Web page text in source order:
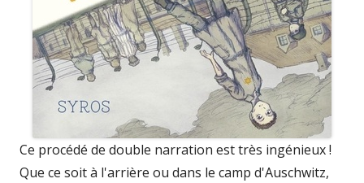
Ce procédé de double narration est très ingénieux !
Que ce soit à l'arrière ou dans le camp d'Auschwitz,